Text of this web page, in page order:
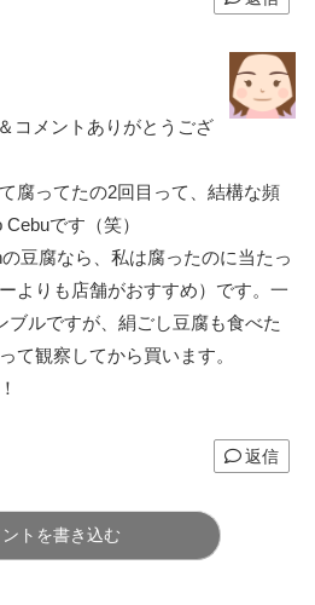
コメントありがとうござ
腐ってたの2回目って、結構な頻
です（笑）
豆腐なら、私は腐ったのに当たっ
よりも店舗がおすすめ）です。一
ブルですが、絹ごし豆腐も食べた
て観察してから買います。
返信
ントを書き込む